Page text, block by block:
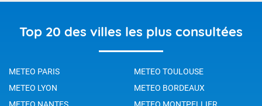
Top 20 des villes les plus consultées
METEO PARIS
METEO TOULOUSE
METEO LYON
METEO BORDEAUX
METEO NANTES
METEO MONTPELLIER